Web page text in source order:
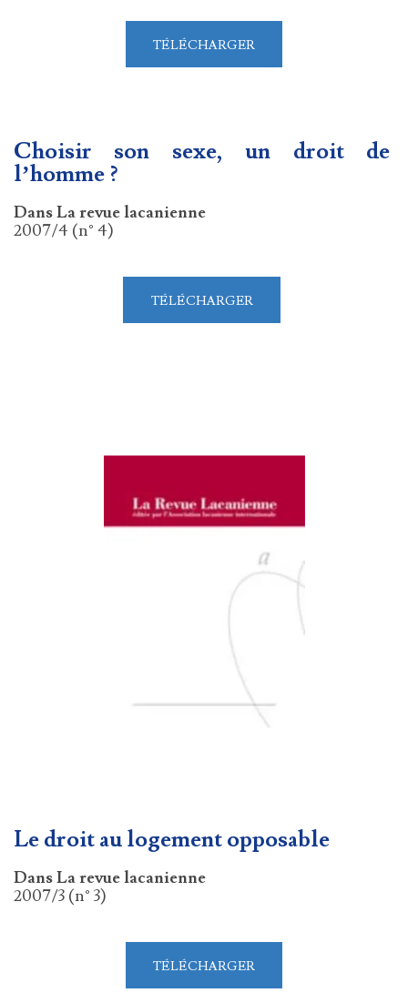
TÉLÉCHARGER
Choisir son sexe, un droit de
l’homme ?
Dans La revue lacanienne
2007/4 (n° 4)
TÉLÉCHARGER
Le droit au logement opposable
Dans La revue lacanienne
2007/3 (n° 3)
TÉLÉCHARGER